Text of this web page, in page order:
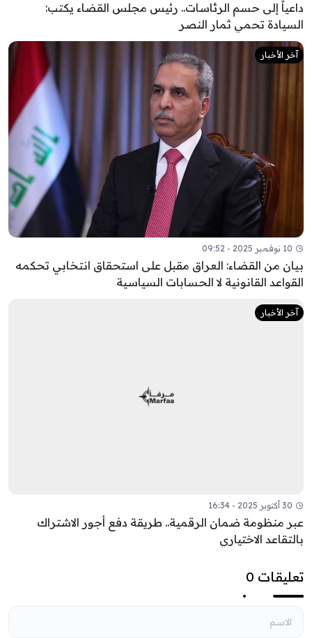
داعياً إلى حسم الرئاسات.. رئيس مجلس القضاء يكتب:
السيادة تحمي ثمار النصر
آخر الأخبار
10 نوفمبر 2025 - 09:52
بيان من القضاء: العراق مقبل على استحقاق انتخابي تحكمه
القواعد القانونية لا الحسابات السياسية
آخر الأخبار
30 أكتوبر 2025 - 16:34
عبر منظومة ضمان الرقمية.. طريقة دفع أجور الاشتراك
بالتقاعد الاختياري
تعليقات 0